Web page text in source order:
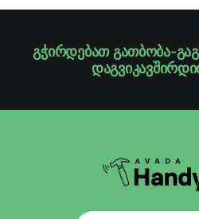
გჭირდებათ გათბობა-